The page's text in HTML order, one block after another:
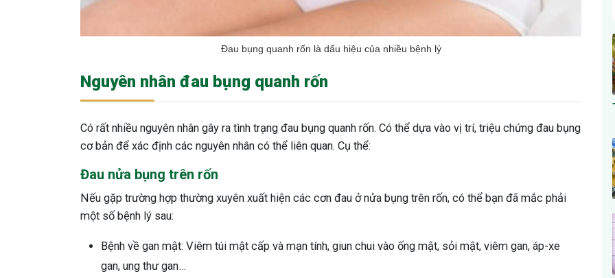
Đau bụng quanh rốn là dấu hiệu của nhiều bệnh lý
Nguyên nhân đau bụng quanh rốn
Có rất nhiều nguyên nhân gây ra tình trạng đau bụng quanh rốn. Có thể dựa vào vị trí, triệu chứng đau bụng
cơ bản để xác định các nguyên nhân có thể liên quan. Cụ thể:
Đau nửa bụng trên rốn
Nếu gặp trường hợp thường xuyên xuất hiện các cơn đau ở nửa bụng trên rốn, có thể bạn đã mắc phải
một số bệnh lý sau:
Bệnh về gan mật: Viêm túi mật cấp và mạn tính, giun chui vào ống mật, sỏi mật, viêm gan, áp-xe
gan, ung thư gan…